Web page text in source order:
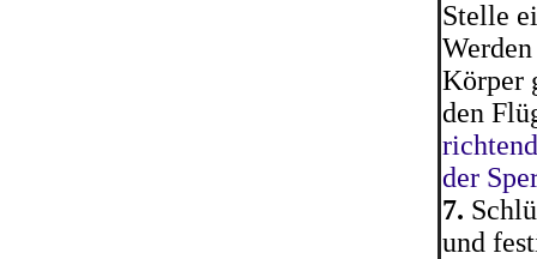
Stelle
Körper
den
der
7.
und